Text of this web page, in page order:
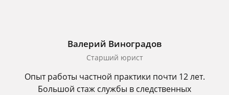
Валерий Виноградов
Старший юрист
Опыт работы частной практики почти 12 лет.
Большой стаж службы в следственных